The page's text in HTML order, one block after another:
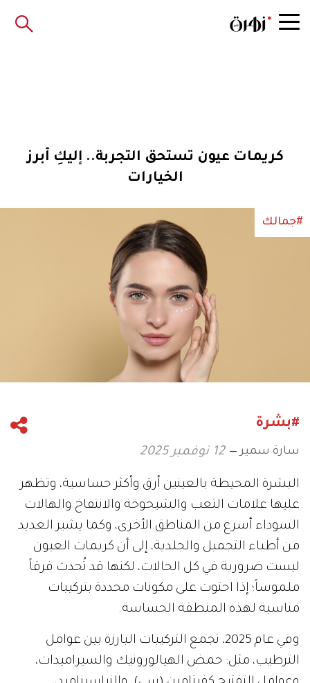
كريمات عيون تستحق التجربة.. إليكِ أبرز
الخيارات
#جمالك
#بشرة
سارة سمير 12 نوفمبر 2025
البشرة المحيطة بالعينين أرق وأكثر حساسية، وتظهر
عليها علامات التعب والشيخوخة والانتفاخ والهالات
السوداء أسرع من المناطق الأخرى، وكما يشير العديد
من أطباء التجميل والجلدية، إلى أن كريمات العيون
ليست ضرورية في كل الحالات، لكنها قد تُحدث فرقاً
ملموساً؛ إذا احتوت على مكونات محددة بتركيبات
مناسبة لهذه المنطقة الحساسة.
وفي عام 2025، تجمع التركيبات البارزة بين عوامل
الترطيب، مثل: حمض الهيالورونيك والسيراميدات،